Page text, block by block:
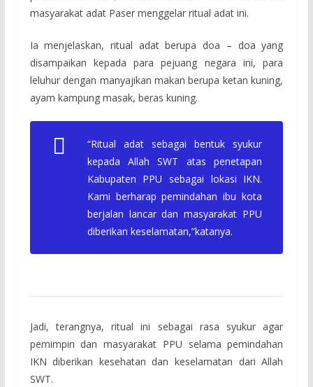
masyarakat adat Paser menggelar ritual adat ini.
Ia menjelaskan, ritual adat berupa doa – doa yang
disampaikan kepada para pejuang negara ini, para
leluhur dengan manyajikan makan berupa ketan kuning,
ayam kampung masak, beras kuning.
“Ritual adat sebagai bentuk syukur
kepada Allah SWT atas penetapan
Kabupaten PPU sebagai lokasi IKN.
Kami berharap pemindahan ibu kota
berjalan lancar dan masyarakat PPU
diberikan keselamatan,”katanya.
Jadi, terangnya, ritual ini sebagai rasa syukur agar
pemimpin dan masyarakat PPU selama pemindahan
IKN diberikan kesehatan dan keselamatan dari Allah
SWT.